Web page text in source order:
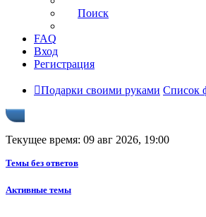
Поиск
FAQ
Вход
Регистрация
Подарки своими руками Список
Текущее время: 09 авг 2026, 19:00
Темы без ответов
Активные темы